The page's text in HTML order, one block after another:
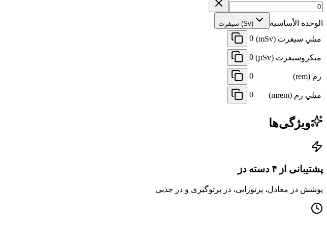
الوحدة الأساسية سيفرت (Sv)
ميلي سيفرت (mSv) 0
ميكروسيفرت (µSv) 0
رم (rem) 0
ميلي رم (mrem) 0
ویژگی‌ها
پشتیبانی از ۴ دسته دز
پوشش دز معادل، پرتوزایی، دز پرتوگیری و دز جذبی